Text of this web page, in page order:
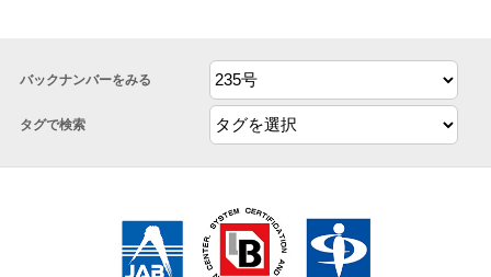
バックナンバーをみる
タグで検索